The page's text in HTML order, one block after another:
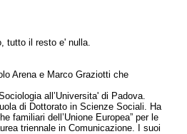
tutto il resto e' nulla.
Arena e Marco Graziotti che
all’Universita' di Padova.
di Dottorato in Scienze Sociali. Ha
familiari dell’Unione Europea” per le
triennale in Comunicazione. I suoi